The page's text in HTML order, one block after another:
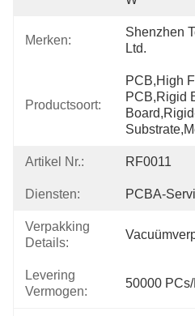
Merken:
Shenzhen
Ltd.
Productsoort:
PCB,High
PCB,Rigid
Artikel Nr.: RF0011
Diensten: PCBA-
Verpakking
Details:
Levering
Vermogen:
50000